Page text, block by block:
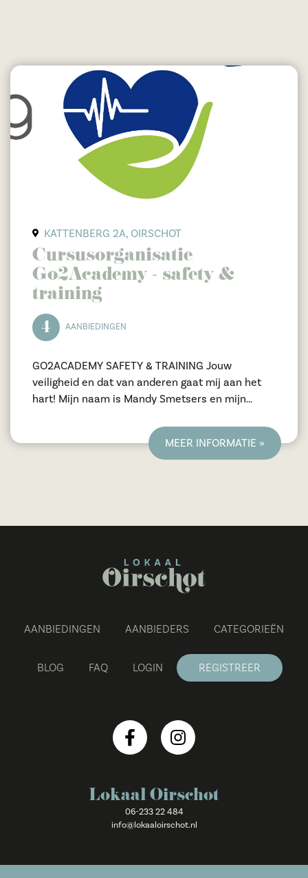
KATTENBERG 2A, OIRSCHOT
Cursusorganisatie
Go2Academy - safety &
training
4 AANBIEDINGEN
GO2ACADEMY SAFETY & TRAINING Jouw
veiligheid en dat van anderen gaat mij aan het
hart! Mijn naam is Mandy Smetsers en mijn
(bedrijf)veiligheid. Op een ideale les locatie in
het mooie Spoordonk bied ikMEER INFORMATIE »
AANBIEDINGEN AANBIEDERS CATEGORIEËN
BLOG FAQ LOGIN REGISTREER
Lokaal Oirschot
06-233 22 484
info@lokaaloirschot.nl